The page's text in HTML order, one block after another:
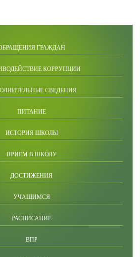
ГРАЖДАН
КОРРУПЦИИ
СВЕДЕНИЯ
ПИТАНИЕ
ИСТОРИЯ ШКОЛЫ
ПРИЕМ В ШКОЛУ
ДОСТИЖЕНИЯ
УЧАЩИМСЯ
РАСПИСАНИЕ
ВПР